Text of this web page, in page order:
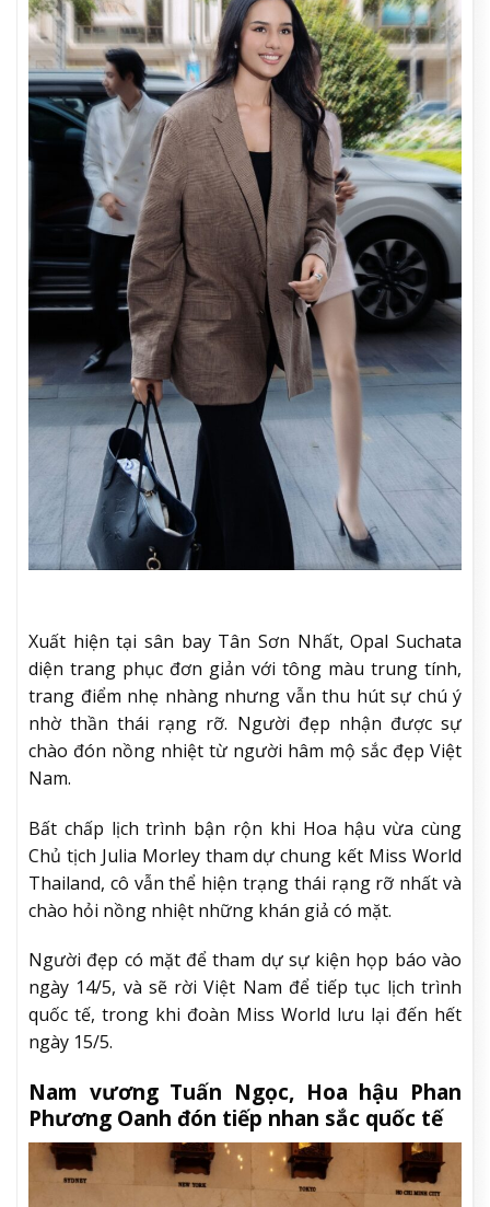
Xuất hiện tại sân bay Tân Sơn Nhất, Opal Suchata
diện trang phục đơn giản với tông màu trung tính,
trang điểm nhẹ nhàng nhưng vẫn thu hút sự chú ý
nhờ thần thái rạng rỡ. Người đẹp nhận được sự
chào đón nồng nhiệt từ người hâm mộ sắc đẹp Việt
Nam.
Bất chấp lịch trình bận rộn khi Hoa hậu vừa cùng
Chủ tịch Julia Morley tham dự chung kết Miss World
Thailand, cô vẫn thể hiện trạng thái rạng rỡ nhất và
chào hỏi nồng nhiệt những khán giả có mặt.
Người đẹp có mặt để tham dự sự kiện họp báo vào
ngày 14/5, và sẽ rời Việt Nam để tiếp tục lịch trình
quốc tế, trong khi đoàn Miss World lưu lại đến hết
ngày 15/5.
Nam vương Tuấn Ngọc, Hoa hậu Phan
Phương Oanh đón tiếp nhan sắc quốc tế